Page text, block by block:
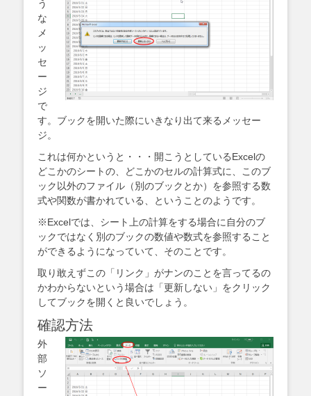
う
な
メ
ッ
セ
ー
ジ
で
す。ブックを開いた際にいきなり出て来るメッセー
ジ。
これは何かというと・・・開こうとしているExcelの
どこかのシートの、どこかのセルの計算式に、このブ
ック以外のファイル（別のブックとか）を参照する数
式や関数が書かれている、ということのようです。
※Excelでは、シート上の計算をする場合に自分のブ
ックではなく別のブックの数値や数式を参照すること
ができるようになっていて、そのことです。
取り敢えずこの「リンク」がナンのことを言ってるの
かわからないという場合は「更新しない」をクリック
してブックを開くと良いでしょう。
確認方法
外
部
ソ
ー